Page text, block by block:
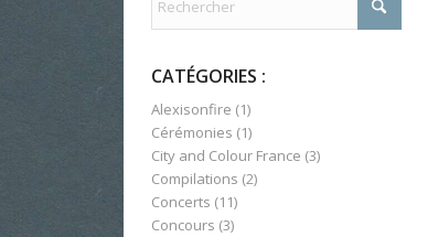
CATÉGORIES :
Alexisonfire (1)
Cérémonies (1)
City and Colour France (3)
Compilations (2)
Concerts (11)
Concours (3)